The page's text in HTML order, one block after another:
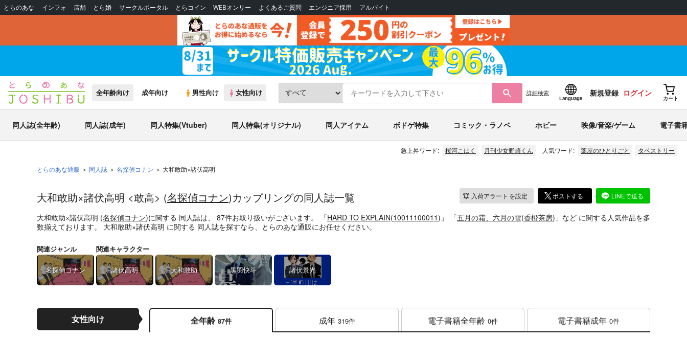
とらのあな インフォ 店舗 とら婚 サークルポータル とらコイン WEBオンリー よくあるご質問 エンジニア採用 アルバイト
全年齢向け 成年向け 男性向け 女性向け 詳細検索
Language
新規登録 ログイン
カート
同人誌(全年齢) 同人誌(成年) 同人特集(Vtuber) 同人特集(オリジナル) 同人アイテム ボドゲ特集 コミック・ラノベ ホビー 映像/音楽/ゲーム 電子書
急上昇ワード: 桜河こはく 月刊少女野崎くん 人気ワード: 薬屋のひとりごと タペストリー
とらのあな通販 同人誌 名探偵コナン 大和敢助×諸伏高明
入荷アラート を設定 ポストする LINEで送る
大和敢助×諸伏高明 <敢高> (名探偵コナン)カップリングの同人誌一覧
大和敢助×諸伏高明 (名探偵コナン)に関する 同人誌は、 87件お取り扱いがございます。 「HARD TO EXPLAIN(10011100011)」 「五月の霜、六月の雪(香橙茶房)」 など に関する人気作品を多
数揃えております。 大和敢助×諸伏高明 に関する 同人誌を探すなら、とらのあな通販にお任せください。
関連ジャンル
名探偵コナン
関連キャラクター
諸伏高明 大和敢助 黒羽快斗 諸伏景光
女性向け 全年齢 87件 成年 319件 電子書籍全年齢 0件 電子書籍成年 0件